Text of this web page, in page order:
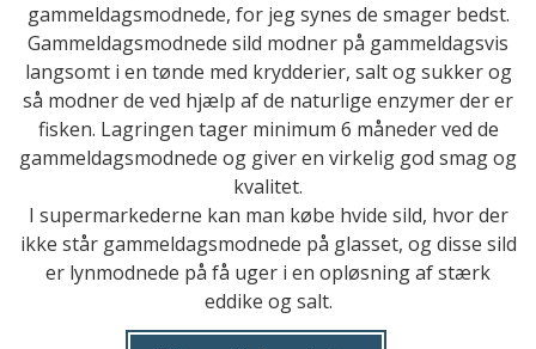
gammeldagsmodnede, for jeg synes de smager bedst.
Gammeldagsmodnede sild modner på gammeldagsvis
langsomt i en tønde med krydderier, salt og sukker og
så modner de ved hjælp af de naturlige enzymer der er
fisken. Lagringen tager minimum 6 måneder ved de
gammeldagsmodnede og giver en virkelig god smag og
kvalitet.
I supermarkederne kan man købe hvide sild, hvor der
ikke står gammeldagsmodnede på glasset, og disse sild
er lynmodnede på få uger i en opløsning af stærk
eddike og salt.